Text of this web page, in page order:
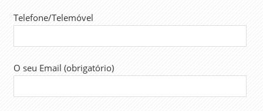
Telefone/Telemóvel
O seu Email (obrigatório)